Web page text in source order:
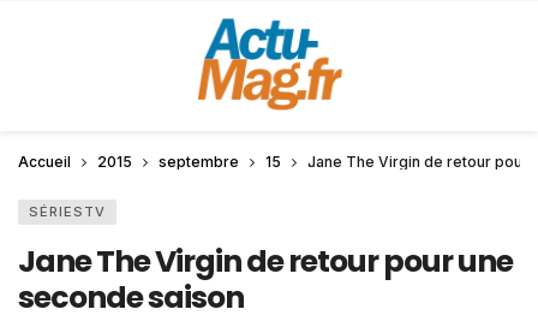
Accueil 2015 septembre 15 Jane The Virgin de retour pour
SÉRIESTV
Jane The Virgin de retour pour une
seconde saison